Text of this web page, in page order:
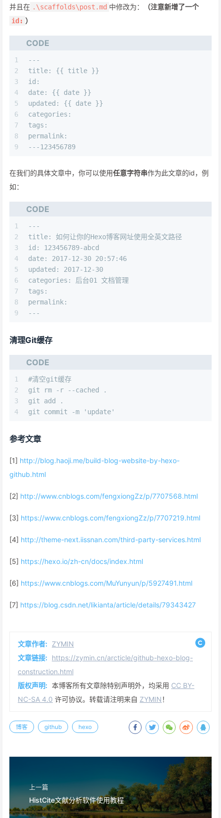
并且在 .\scaffolds\post.md 中修改为： （注意新增了一个
id: ）
CODE
1
2
3
4
5
6
7
8
9
---
title: {{ title }}
id:
date: {{ date }}
updated: {{ date }}
categories:
tags:
permalink:
---123456789
在我们的具体文章中，你可以使用任意字符串作为此文章的id，例
如：
CODE
1
2
3
4
5
6
7
8
9
---
title: 如何让你的Hexo博客网址使用全英文路径
id: 123456789-abcd
date: 2017-12-30 20:57:46
updated: 2017-12-30
categories: 后台01 文档管理
tags:
permalink:
---
清理Git缓存
CODE
1
2
3
4
#清空git缓存
git rm -r --cached .
git add .
git commit -m 'update'
参考文章
[1] http://blog.haoji.me/build-blog-website-by-hexo-
github.html
[2] http://www.cnblogs.com/fengxiongZz/p/7707568.html
[3] https://www.cnblogs.com/fengxiongZz/p/7707219.html
[4] http://theme-next.iissnan.com/third-party-services.html
[5] https://hexo.io/zh-cn/docs/index.html
[6] https://www.cnblogs.com/MuYunyun/p/5927491.html
[7] https://blog.csdn.net/likianta/article/details/79343427
文章作者: ZYMIN
文章链接: https://zymin.cn/arcticle/github-hexo-blog-
construction.html
版权声明: 本博客所有文章除特别声明外，均采用 CC BY-
NC-SA 4.0 许可协议。转载请注明来自 ZYMIN！
博客 github hexo
上一篇
HistCite文献分析软件使用教程